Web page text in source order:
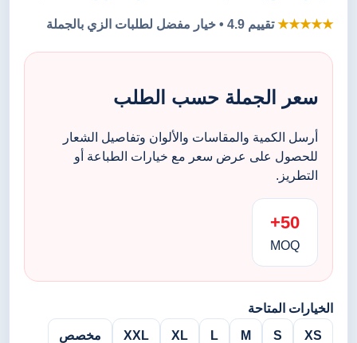
★★★★★تقييم 4.9 • خيار مفضل لطلبات الزي بالجملة
سعر الجملة حسب الطلب
أرسل الكمية والمقاسات والألوان وتفاصيل الشعار
للحصول على عرض سعر مع خيارات الطباعة أو
التطريز.
50+
MOQ
الخيارات المتاحة
XS
S
M
L
XL
XXL مخصص